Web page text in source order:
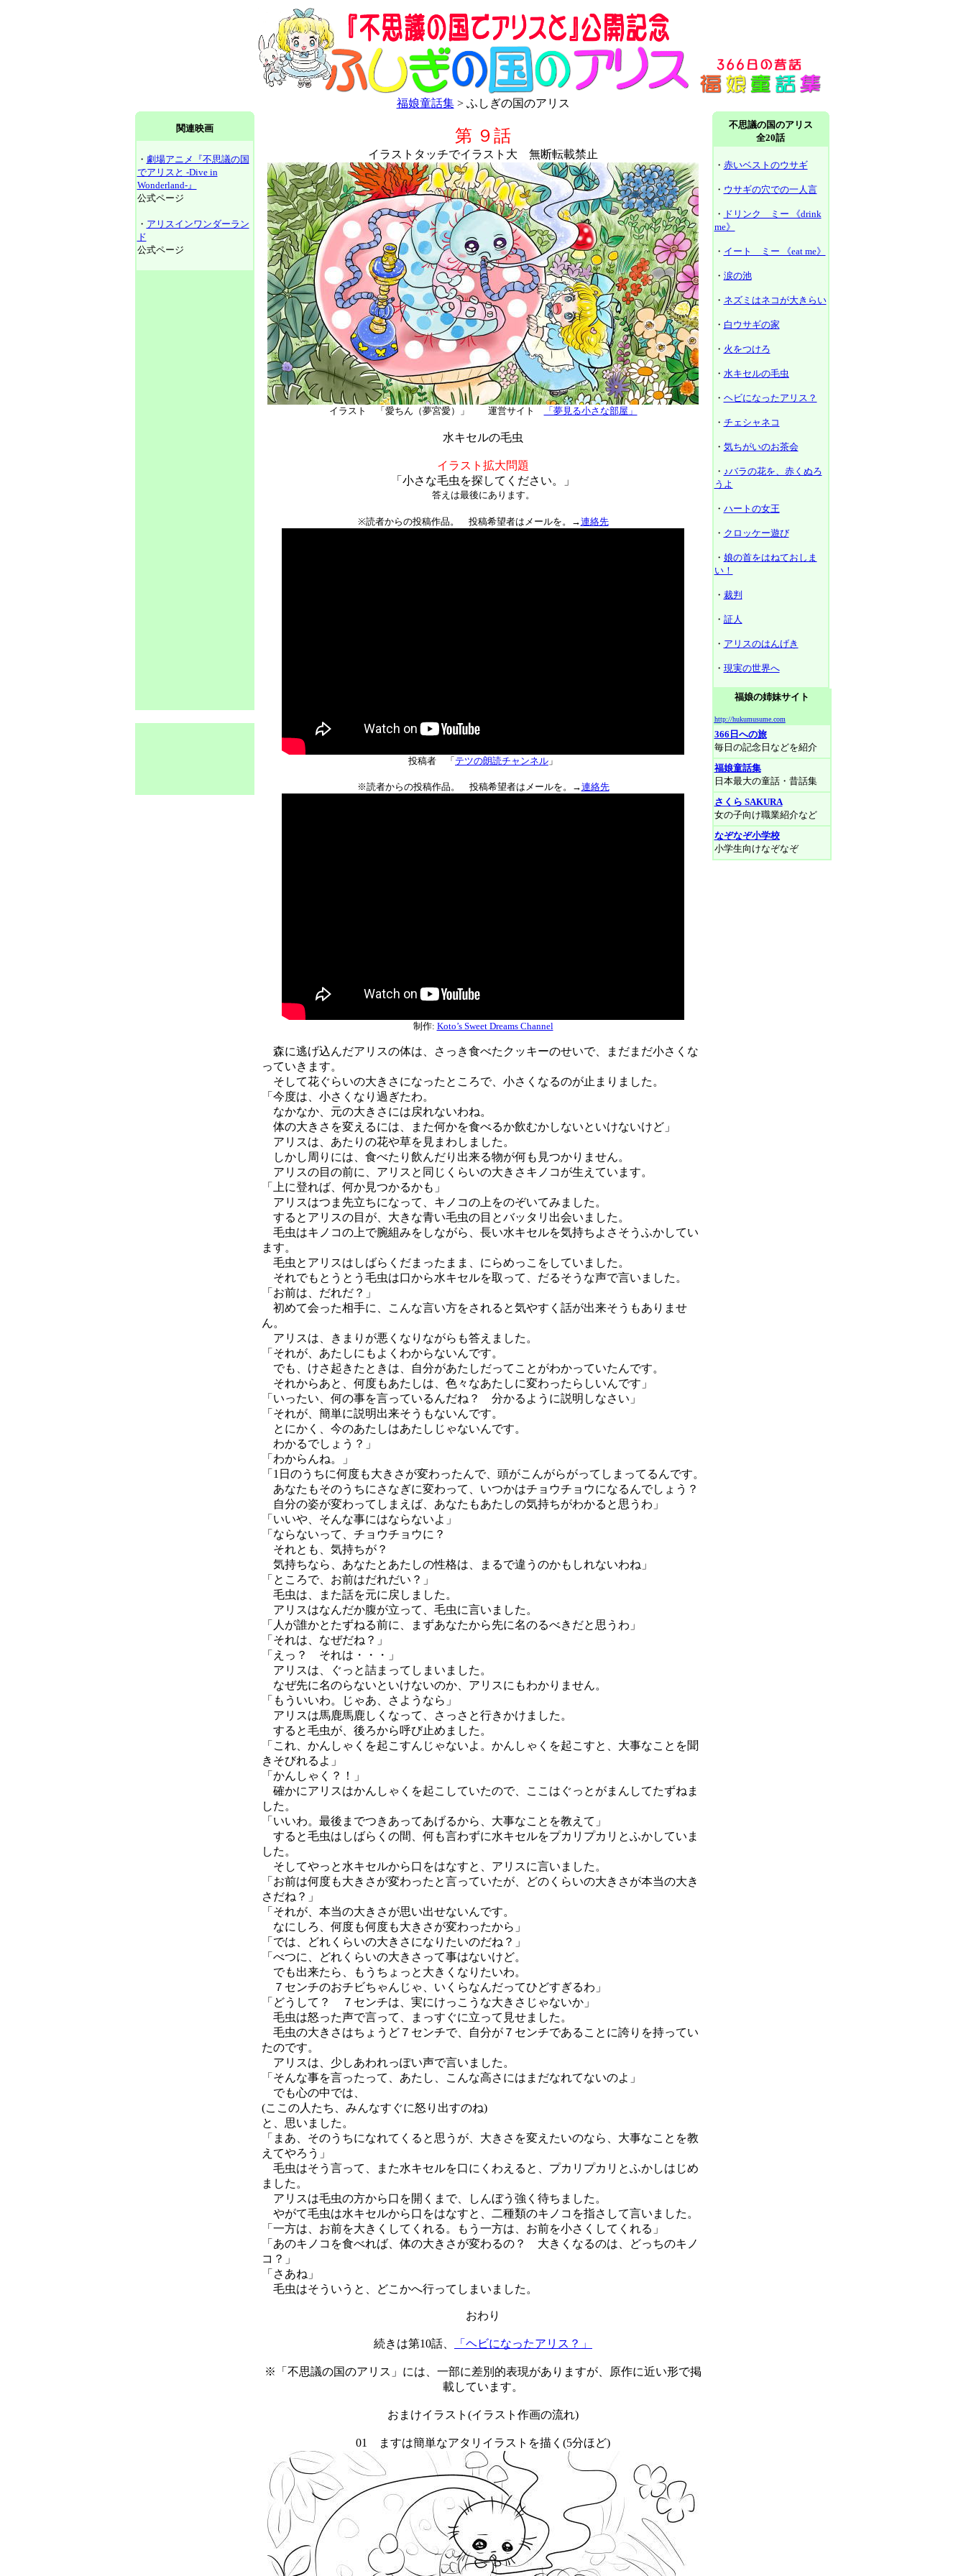
福娘童話集> ふしぎの国のアリス
関連映画
・ 劇場アニメ『不思議の国
でアリスと -Dive in
Wonderland-』
公式ページ
・ アリスインワンダーラン
ド
公式ページ
第 ９話
イラストタッチでイラスト大 無断転載禁止
イラスト 「愛ちん（夢宮愛）」 運営サイト 「夢見る小さな部屋」
水キセルの毛虫
イラスト拡大問題
「小さな毛虫を探してください。」
答えは最後にあります。
※読者からの投稿作品。 投稿希望者はメールを。→連絡先
投稿者 「 テツの朗読チャンネル 」
※読者からの投稿作品。 投稿希望者はメールを。→連絡先
制作: Koto’s Sweet Dreams Channel
森に逃げ込んだアリスの体は、さっき食べたクッキーのせいで、まだまだ小さくな
っていきます。
そして花ぐらいの大きさになったところで、小さくなるのが止まりました。
「今度は、小さくなり過ぎたわ。
なかなか、元の大きさには戻れないわね。
体の大きさを変えるには、また何かを食べるか飲むかしないといけないけど」
アリスは、あたりの花や草を見まわしました。
しかし周りには、食べたり飲んだり出来る物が何も見つかりません。
アリスの目の前に、アリスと同じくらいの大きさキノコが生えています。
「上に登れば、何か見つかるかも」
アリスはつま先立ちになって、キノコの上をのぞいてみました。
するとアリスの目が、大きな青い毛虫の目とバッタリ出会いました。
毛虫はキノコの上で腕組みをしながら、長い水キセルを気持ちよさそうふかしてい
ます。
毛虫とアリスはしばらくだまったまま、にらめっこをしていました。
それでもとうとう毛虫は口から水キセルを取って、だるそうな声で言いました。
「お前は、だれだ？」
初めて会った相手に、こんな言い方をされると気やすく話が出来そうもありませ
ん。
アリスは、きまりが悪くなりながらも答えました。
「それが、あたしにもよくわからないんです。
でも、けさ起きたときは、自分があたしだってことがわかっていたんです。
それからあと、何度もあたしは、色々なあたしに変わったらしいんです」
「いったい、何の事を言っているんだね？ 分かるように説明しなさい」
「それが、簡単に説明出来そうもないんです。
とにかく、今のあたしはあたしじゃないんです。
わかるでしょう？」
「わからんね。」
「1日のうちに何度も大きさが変わったんで、頭がこんがらがってしまってるんです。
あなたもそのうちにさなぎに変わって、いつかはチョウチョウになるんでしょう？
自分の姿が変わってしまえば、あなたもあたしの気持ちがわかると思うわ」
「いいや、そんな事にはならないよ」
「ならないって、チョウチョウに？
それとも、気持ちが？
気持ちなら、あなたとあたしの性格は、まるで違うのかもしれないわね」
「ところで、お前はだれだい？」
毛虫は、また話を元に戻しました。
アリスはなんだか腹が立って、毛虫に言いました。
「人が誰かとたずねる前に、まずあなたから先に名のるべきだと思うわ」
「それは、なぜだね？」
「えっ？ それは・・・」
アリスは、ぐっと詰まってしまいました。
なぜ先に名のらないといけないのか、アリスにもわかりません。
「もういいわ。じゃあ、さようなら」
アリスは馬鹿馬鹿しくなって、さっさと行きかけました。
すると毛虫が、後ろから呼び止めました。
「これ、かんしゃくを起こすんじゃないよ。かんしゃくを起こすと、大事なことを聞
きそびれるよ」
「かんしゃく？！」
確かにアリスはかんしゃくを起こしていたので、ここはぐっとがまんしてたずねま
した。
「いいわ。最後までつきあってあげるから、大事なことを教えて」
すると毛虫はしばらくの間、何も言わずに水キセルをプカリプカリとふかしていま
した。
そしてやっと水キセルから口をはなすと、アリスに言いました。
「お前は何度も大きさが変わったと言っていたが、どのくらいの大きさが本当の大き
さだね？」
「それが、本当の大きさが思い出せないんです。
なにしろ、何度も何度も大きさが変わったから」
「では、どれくらいの大きさになりたいのだね？」
「べつに、どれくらいの大きさって事はないけど。
でも出来たら、もうちょっと大きくなりたいわ。
７センチのおチビちゃんじゃ、いくらなんだってひどすぎるわ」
「どうして？ ７センチは、実にけっこうな大きさじゃないか」
毛虫は怒った声で言って、まっすぐに立って見せました。
毛虫の大きさはちょうど７センチで、自分が７センチであることに誇りを持ってい
たのです。
アリスは、少しあわれっぽい声で言いました。
「そんな事を言ったって、あたし、こんな高さにはまだなれてないのよ」
でも心の中では、
(ここの人たち、みんなすぐに怒り出すのね)
と、思いました。
「まあ、そのうちになれてくると思うが、大きさを変えたいのなら、大事なことを教
えてやろう」
毛虫はそう言って、また水キセルを口にくわえると、プカリプカリとふかしはじめ
ました。
アリスは毛虫の方から口を開くまで、しんぼう強く待ちました。
やがて毛虫は水キセルから口をはなすと、二種類のキノコを指さして言いました。
「一方は、お前を大きくしてくれる。もう一方は、お前を小さくしてくれる」
「あのキノコを食べれば、体の大きさが変わるの？ 大きくなるのは、どっちのキノ
コ？」
「さあね」
毛虫はそういうと、どこかへ行ってしまいました。
おわり
続きは第10話、 「ヘビになったアリス？」
※「不思議の国のアリス」には、一部に差別的表現がありますが、原作に近い形で掲
載しています。
おまけイラスト(イラスト作画の流れ)
01 ますは簡単なアタリイラストを描く(5分ほど)
不思議の国のアリス
全20話
・ 赤いベストのウサギ
・ ウサギの穴での一人言
・ ドリンク ミー 《drink
me》
・ イート ミー 《eat me》
・ 涙の池
・ ネズミはネコが大きらい
・ 白ウサギの家
・ 火をつけろ
・ 水キセルの毛虫
・ ヘビになったアリス？
・ チェシャネコ
・ 気ちがいのお茶会
・ ♪バラの花を、赤くぬろ
うよ
・ ハートの女王
・ クロッケー遊び
・ 娘の首をはねておしま
い！
・ 裁判
・ 証人
・ アリスのはんげき
・ 現実の世界へ
福娘の姉妹サイト
http://hukumusume.com
366日への旅
毎日の記念日などを紹介
福娘童話集
日本最大の童話・昔話集
さくら SAKURA
女の子向け職業紹介など
なぞなぞ小学校
小学生向けなぞなぞ